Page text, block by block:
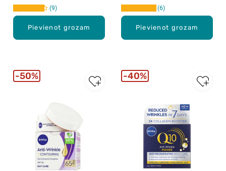
Pievienot grozam
9
Pievienot grozam
6
50% 40%